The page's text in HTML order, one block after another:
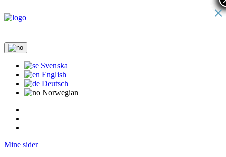
Svenska
English
Deutsch
Norwegian
Mine sider
×